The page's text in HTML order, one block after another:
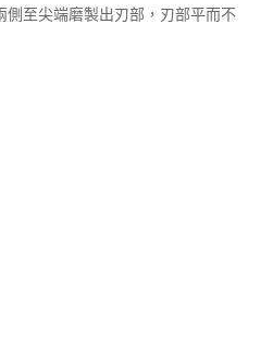
至尖端磨製出刃部，刃部平而不